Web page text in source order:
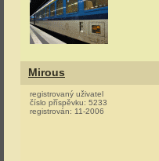
Mirous
registrovaný uživatel
číslo příspěvku: 5233
registrován: 11-2006